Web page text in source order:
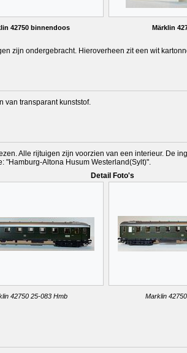
42750 binnendoos Märklin
zijn ondergebracht. Hieroverheen zit een wit
van transparant kunststof.
Alle rijtuigen zijn voorzien van een interieur. De
"Hamburg-Altona Husum Westerland(Sylt)".
Detail Foto's
42750 25-083 Hmb Marklin